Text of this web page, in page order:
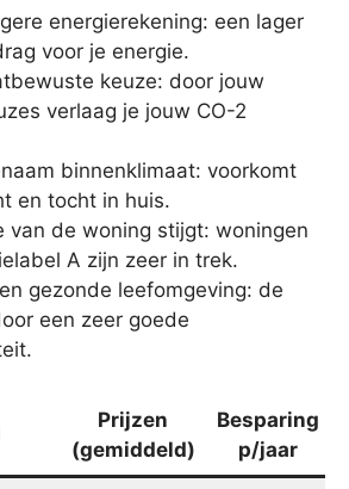
energierekening: een lager
voor je energie.
keuze: door jouw
verlaag je jouw CO-2
binnenklimaat: voorkomt
en tocht in huis.
van de woning stijgt: woningen
A zijn zeer in trek.
gezonde leefomgeving: de
een zeer goede
Prijzen
(gemiddeld)
Besparing
p/jaar